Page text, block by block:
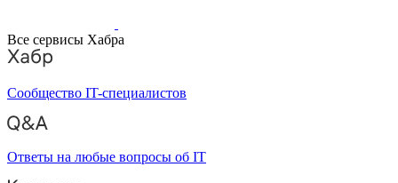
Все сервисы Хабра
Сообщество IT-специалистов
Ответы на любые вопросы об IT